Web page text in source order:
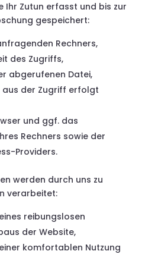
Ihr Zutun erfasst und bis zur
gespeichert:
Rechners,
des Zugriffs,
abgerufenen Datei,
aus der Zugriff erfolgt
und ggf. das
Rechners sowie der
Providers.
werden durch uns zu
verarbeitet:
reibungslosen
der Website,
komfortablen Nutzung